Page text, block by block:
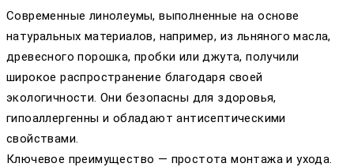
Современные линолеумы, выполненные на основе
натуральных материалов, например, из льняного масла,
древесного порошка, пробки или джута, получили
широкое распространение благодаря своей
экологичности. Они безопасны для здоровья,
гипоаллергенны и обладают антисептическими
свойствами.
Ключевое преимущество — простота монтажа и ухода.